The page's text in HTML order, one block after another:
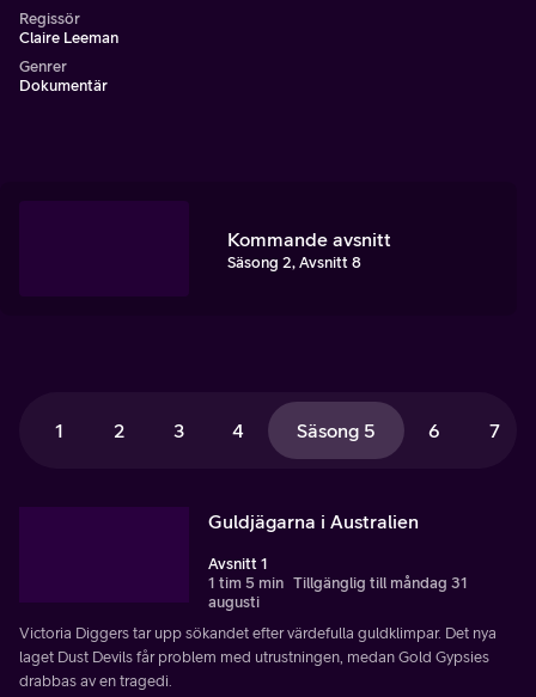
Regissör
Claire Leeman
Genrer
Dokumentär
Kommande avsnitt
Säsong 2, Avsnitt 8
1 2 3 4 Säsong 5 6 7
Guldjägarna i Australien
Avsnitt 1
1 tim 5 min Tillgänglig till måndag 31
augusti
Victoria Diggers tar upp sökandet efter värdefulla guldklimpar. Det nya
laget Dust Devils får problem med utrustningen, medan Gold Gypsies
drabbas av en tragedi.